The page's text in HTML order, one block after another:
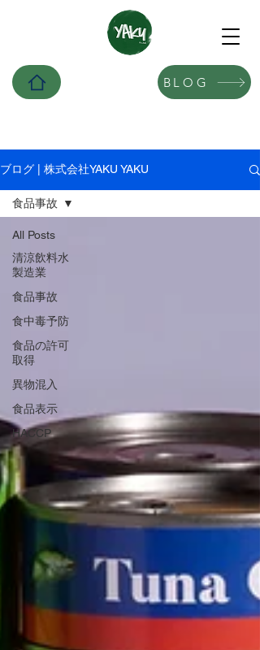
BLOG
ブログ | 株式会社YAKU YAKU
All Posts
清涼飲料水
製造業
食品事故
食中毒予防
食品の許可
取得
異物混入
食品表示
HACCP
食品事故